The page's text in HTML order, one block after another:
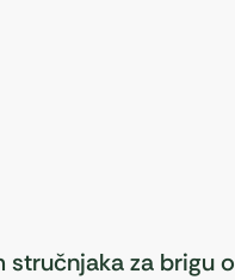
stručnjaka za brigu o